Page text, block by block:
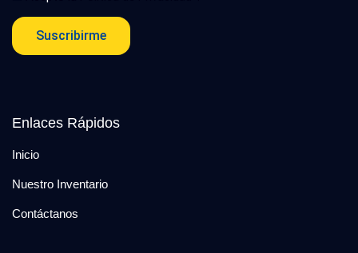
Suscribirme
Enlaces Rápidos
Inicio
Nuestro Inventario
Contáctanos